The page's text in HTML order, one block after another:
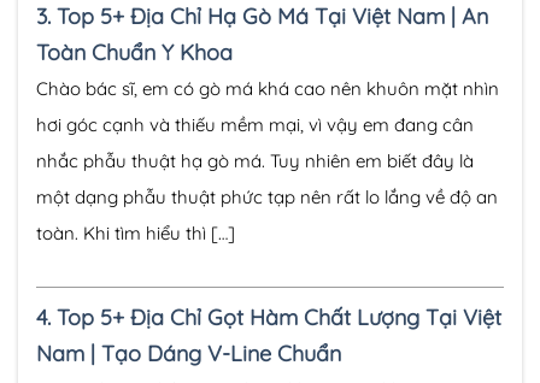
3. Top 5+ Địa Chỉ Hạ Gò Má Tại Việt Nam | An
Toàn Chuẩn Y Khoa
Chào bác sĩ, em có gò má khá cao nên khuôn mặt nhìn
hơi góc cạnh và thiếu mềm mại, vì vậy em đang cân
nhắc phẫu thuật hạ gò má. Tuy nhiên em biết đây là
một dạng phẫu thuật phức tạp nên rất lo lắng về độ an
toàn. Khi tìm hiểu thì […]
4. Top 5+ Địa Chỉ Gọt Hàm Chất Lượng Tại Việt
Nam | Tạo Dáng V-Line Chuẩn